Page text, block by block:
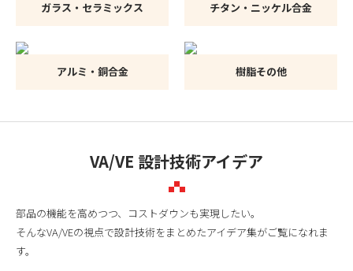
ガラス・セラミックス チタン・ニッケル合金
アルミ・銅合金 樹脂その他
VA/VE 設計技術アイデア
部品の機能を高めつつ、コストダウンも実現したい。
そんなVA/VEの視点で設計技術をまとめたアイデア集がご覧になれま
す。